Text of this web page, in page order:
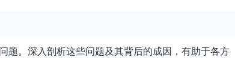
题。深入剖析这些问题及其背后的成因，有助于各方